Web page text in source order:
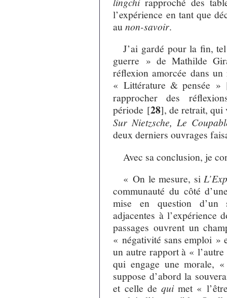
l’expérience en tant que
aunon-savoir.
J’ai gardé pour la fin,
guerre » de Mathilde
réflexion amorcée dans
« Littérature & pensée »
rapprocher des
période [28], de retrait,
Sur Nietzsche, Le
deux derniers ouvrages
Avec sa conclusion, je
« On le mesure, si
communauté du côté
mise en question d’un
adjacentes à l’expérience
passages ouvrent un
« négativité sans emploi »
un autre rapport à «
qui engage une morale,
suppose d’abord la
et celle de quimet «